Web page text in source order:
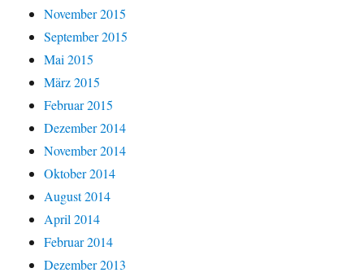
November 2015
September 2015
Mai 2015
März 2015
Februar 2015
Dezember 2014
November 2014
Oktober 2014
August 2014
April 2014
Februar 2014
Dezember 2013